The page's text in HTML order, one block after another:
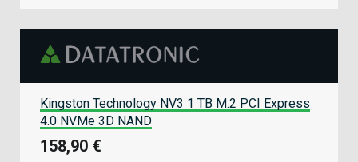
Kingston Technology NV3 1 TB M.2 PCI Express
4.0 NVMe 3D NAND
158,90 €